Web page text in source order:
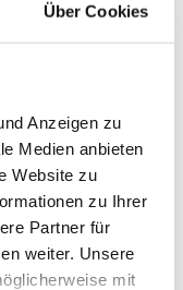
Über Cookies
Anzeigen zu
Medien anbieten
Website zu
zu Ihrer
Partner für
weiter. Unsere
mit